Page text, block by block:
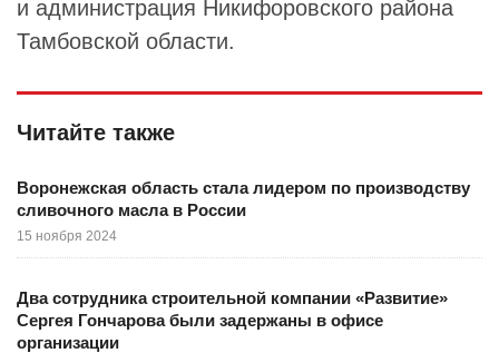
и администрация Никифоровского района
Тамбовской области.
Читайте также
Воронежская область стала лидером по производству
сливочного масла в России
15 ноября 2024
Два сотрудника строительной компании «Развитие»
Сергея Гончарова были задержаны в офисе
организации